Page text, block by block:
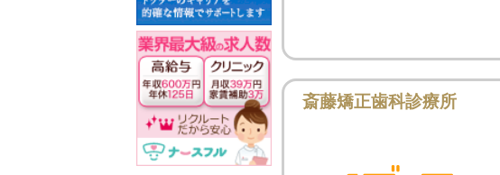
斎藤矯正歯科診療所